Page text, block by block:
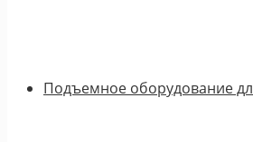
Подъемное оборудование